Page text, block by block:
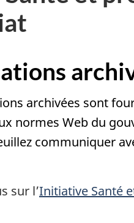
archivées sont
normes Web du
communiquer
sur l’Initiative Santé